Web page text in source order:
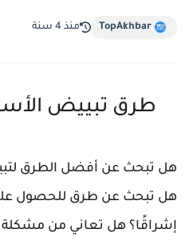
TopAkhbar منذ 4 سنة
طرق تبييض
هل تبحث عن أفضل الطرق
هل تبحث عن طرق للحصول على
إشراقًا؟ هل تعاني من مشكلة